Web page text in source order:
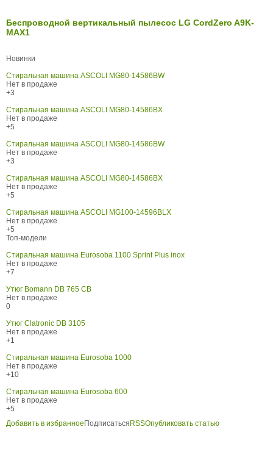
Беспроводной вертикальный пылесос LG CordZero A9K-
MAX1
Новинки
Стиральная машина ASCOLI MG80-14586BW
Нет в продаже
+3
Стиральная машина ASCOLI MG80-14586BX
Нет в продаже
+5
Стиральная машина ASCOLI MG80-14586BW
Нет в продаже
+3
Стиральная машина ASCOLI MG80-14586BX
Нет в продаже
+5
Стиральная машина ASCOLI MG100-14596BLX
Нет в продаже
+5
Топ-модели
Стиральная машина Eurosoba 1100 Sprint Plus inox
Нет в продаже
+7
Утюг Bomann DB 765 CB
Нет в продаже
0
Утюг Clatronic DB 3105
Нет в продаже
+1
Стиральная машина Eurosoba 1000
Нет в продаже
+10
Стиральная машина Eurosoba 600
Нет в продаже
+5
Добавить в избранноеПодписатьсяRSSОпубликовать статью